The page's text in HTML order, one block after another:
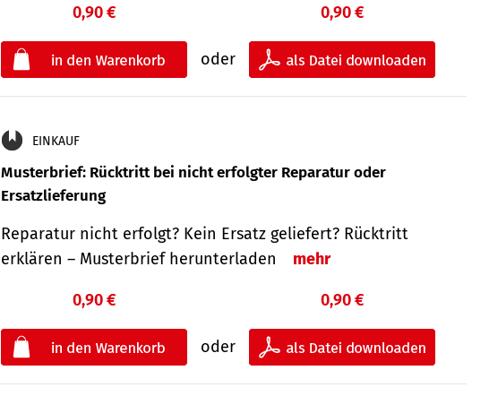
0,90 €
oder
0,90 €
EINKAUF
Musterbrief: Rücktritt bei nicht erfolgter Reparatur oder
Ersatzlieferung
Reparatur nicht erfolgt? Kein Ersatz geliefert? Rücktritt
erklären – Musterbrief herunterladen
mehr
0,90 €
oder
0,90 €